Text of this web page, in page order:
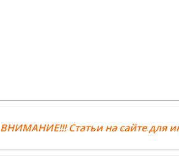
ВНИМАНИЕ!!! Статьи на сайте для